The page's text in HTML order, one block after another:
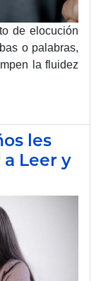
de elocución
o palabras,
la fluidez
les
Leer y